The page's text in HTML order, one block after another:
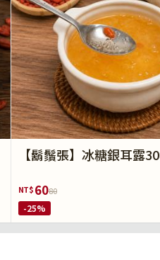
【鬍鬚張】冰糖銀耳露
NT$6080
-25%